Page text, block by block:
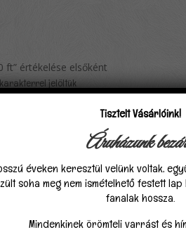
értékelése elsőként
jelöltük
Tisztelt Vásárlóink!
Áruházunk
éveken keresztül velünk voltak,
soha meg nem ismételhető festett
fanalak hossza.
Mindenkinek örömteli varrást és